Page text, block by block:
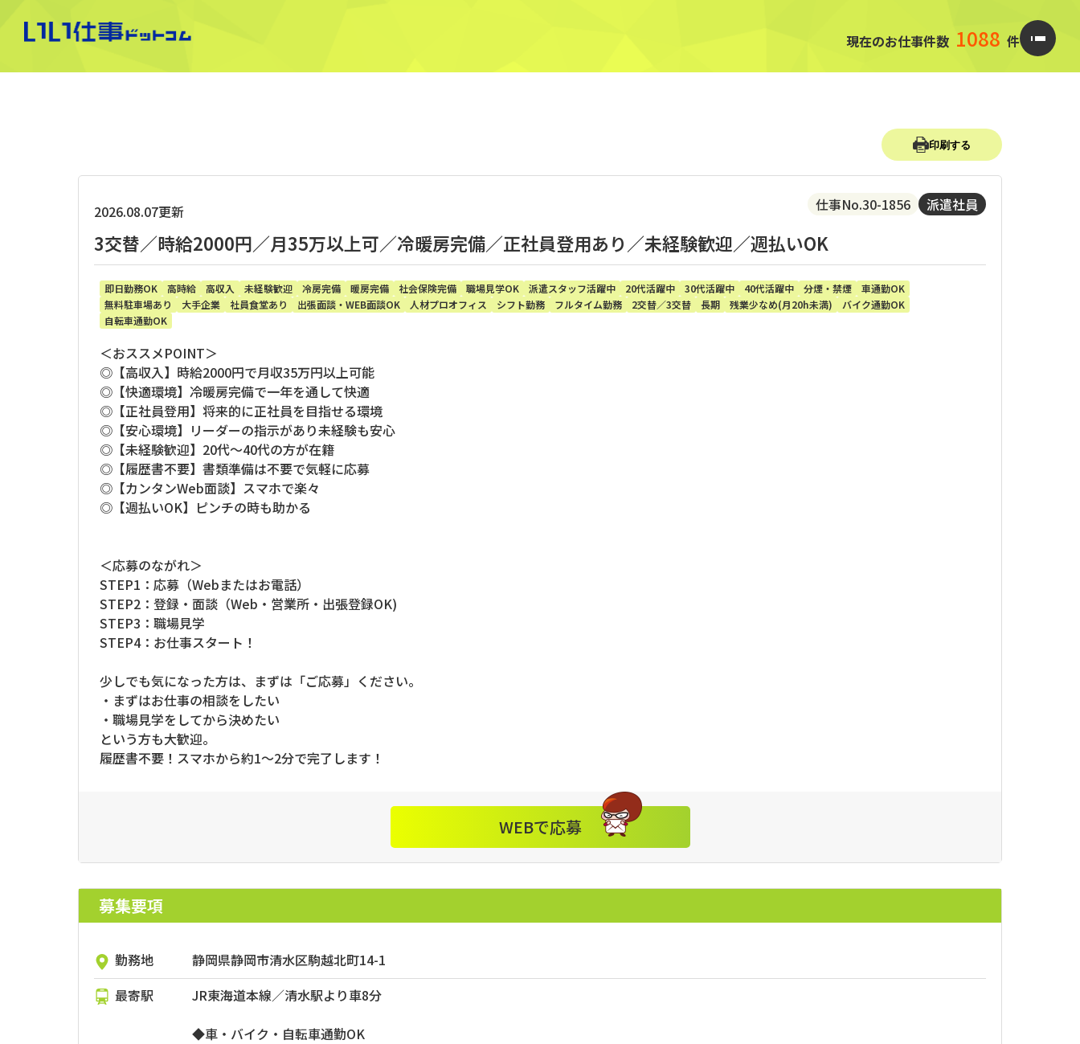
現在のお仕事件数 1088 件
印刷する
2026.08.07更新 仕事No.30-1856 派遣社員
3交替／時給2000円／月35万以上可／冷暖房完備／正社員登用あり／未経験歓迎／週払いOK
即日勤務OK 高時給 高収入 未経験歓迎 冷房完備 暖房完備 社会保険完備 職場見学OK 派遣スタッフ活躍中 20代活躍中 30代活躍中 40代活躍中 分煙・禁煙
車通勤OK
無料駐車場あり
大手企業 社員食堂あり 出張面談・WEB面談OK 人材プロオフィス シフト勤務 フルタイム勤務 2交替／3交替 長期 残業少なめ(月20h未満)
バイク通勤OK
自転車通勤OK
＜おススメPOINT＞
◎【高収入】時給2000円で月収35万円以上可能
◎【快適環境】冷暖房完備で一年を通して快適
◎【正社員登用】将来的に正社員を目指せる環境
◎【安心環境】リーダーの指示があり未経験も安心
◎【未経験歓迎】20代～40代の方が在籍
◎【履歴書不要】書類準備は不要で気軽に応募
◎【カンタンWeb面談】スマホで楽々
◎【週払いOK】ピンチの時も助かる
＜応募のながれ＞
STEP1：応募（Webまたはお電話）
STEP2：登録・面談（Web・営業所・出張登録OK)
STEP3：職場見学
STEP4：お仕事スタート！
少しでも気になった方は、まずは「ご応募」ください。
・まずはお仕事の相談をしたい
・職場見学をしてから決めたい
という方も大歓迎。
履歴書不要！スマホから約1～2分で完了します！
WEBで応募
募集要項
勤務地
静岡県静岡市清水区駒越北町14-1
最寄駅
JR東海道本線／清水駅より車8分
◆車・バイク・自転車通勤OK